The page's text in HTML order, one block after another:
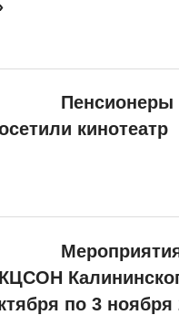
Пенсионеры
кинотеатр
по 3 ноября